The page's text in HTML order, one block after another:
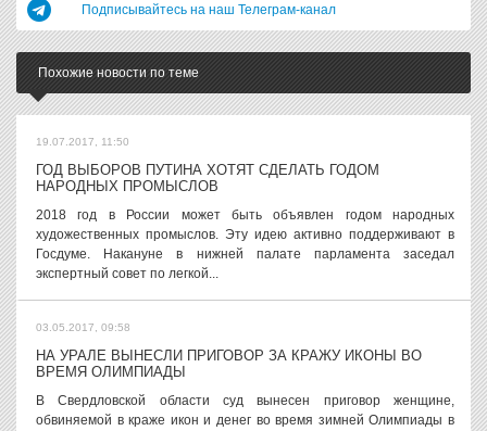
Подписывайтесь на наш Телеграм-канал
Похожие новости по теме
19.07.2017, 11:50
ГОД ВЫБОРОВ ПУТИНА ХОТЯТ СДЕЛАТЬ ГОДОМ
НАРОДНЫХ ПРОМЫСЛОВ
2018 год в России может быть объявлен годом народных
художественных промыслов. Эту идею активно поддерживают в
Госдуме. Накануне в нижней палате парламента заседал
экспертный совет по легкой...
03.05.2017, 09:58
НА УРАЛЕ ВЫНЕСЛИ ПРИГОВОР ЗА КРАЖУ ИКОНЫ ВО
ВРЕМЯ ОЛИМПИАДЫ
В Свердловской области суд вынесен приговор женщине,
обвиняемой в краже икон и денег во время зимней Олимпиады в